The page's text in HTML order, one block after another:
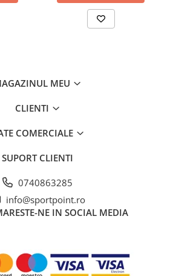
MEU
CLIENTI
COMERCIALE
SUPORT CLIENTI
0740863285
info@sportpoint.ro
NE IN SOCIAL MEDIA